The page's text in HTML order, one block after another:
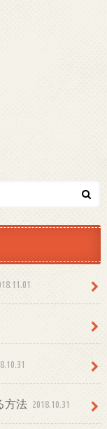
方法 2018.10.31